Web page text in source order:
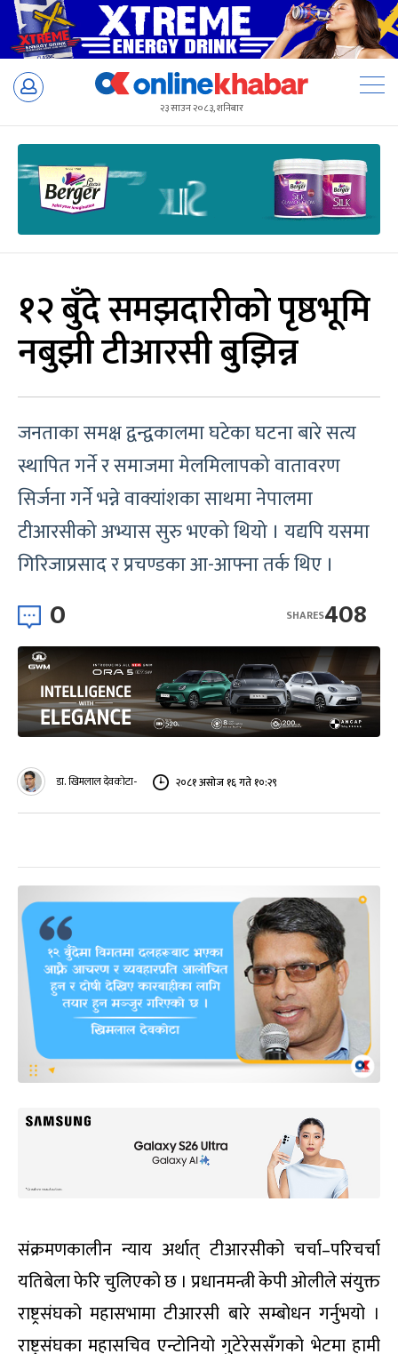
Skip
२३ साउन २०८३, शनिबार
१२ बुँदे समझदारीको पृष्ठभूमि
नबुझी टीआरसी बुझिन्न
जनताका समक्ष द्वन्द्वकालमा घटेका घटना बारे सत्य
स्थापित गर्ने र समाजमा मेलमिलापको वातावरण
सिर्जना गर्ने भन्ने वाक्यांशका साथमा नेपालमा
टीआरसीको अभ्यास सुरु भएको थियो । यद्यपि यसमा
गिरिजाप्रसाद र प्रचण्डका आ-आफ्ना तर्क थिए ।
0 408
SHARES
डा. खिमलाल देवकोटा- २०८१ असोज १६ गते १०:२९
संक्रमणकालीन न्याय अर्थात् टीआरसीको चर्चा–परिचर्चा
यतिबेला फेरि चुलिएको छ । प्रधानमन्त्री केपी ओलीले संयुक्त
राष्ट्रसंघको महासभामा टीआरसी बारे सम्बोधन गर्नुभयो ।
राष्ट्रसंघका महासचिव एन्टोनियो गुटेरेससँगको भेटमा हामी